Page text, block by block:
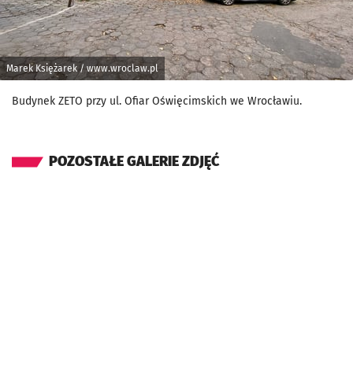
Marek Księżarek / www.wroclaw.pl
Budynek ZETO przy ul. Ofiar Oświęcimskich we Wrocławiu.
POZOSTAŁE GALERIE ZDJĘĆ